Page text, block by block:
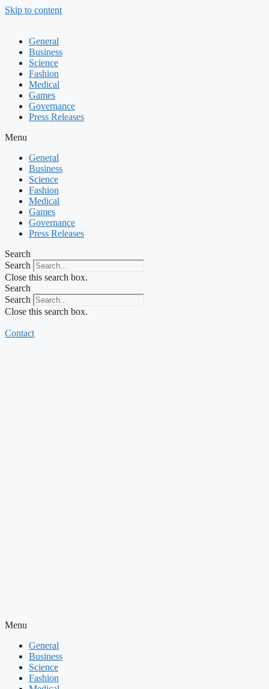
Skip to content
General
Business
Science
Fashion
Medical
Games
Governance
Press Releases
Menu
General
Business
Science
Fashion
Medical
Games
Governance
Press Releases
Search
Search
Close this search box.
Search
Search
Close this search box.
Contact
Menu
General
Business
Science
Fashion